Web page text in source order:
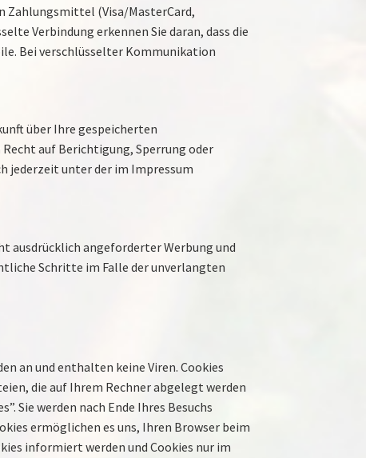
Zahlungsmittel (Visa/MasterCard,
Verbindung erkennen Sie daran, dass die
Bei verschlüsselter Kommunikation
über Ihre gespeicherten
auf Berichtigung, Sperrung oder
jederzeit unter der im Impressum
ausdrücklich angeforderter Werbung und
Schritte im Falle der unverlangten
an und enthalten keine Viren. Cookies
die auf Ihrem Rechner abgelegt werden
Sie werden nach Ende Ihres Besuchs
ermöglichen es uns, Ihren Browser beim
informiert werden und Cookies nur im